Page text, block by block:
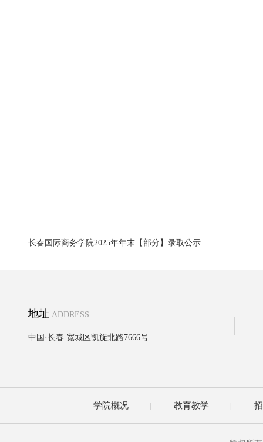
长春国际商务学院2025年年末【部分】录取公示
地址 ADDRESS
中国·长春 宽城区凯旋北路7666号
学院概况 教育教学